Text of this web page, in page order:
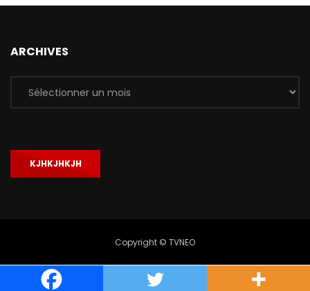
ARCHIVES
Archives
KJHKJHKJH
Copyright © TVNEO